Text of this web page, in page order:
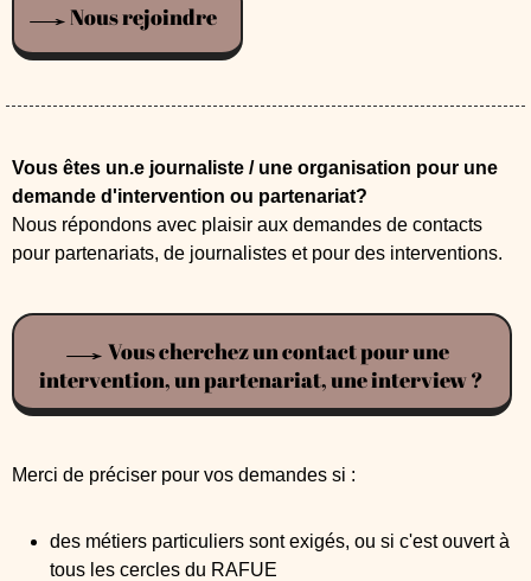
Nous rejoindre
Vous êtes un.e journaliste / une organisation pour une
demande d'intervention ou partenariat?
Nous répondons avec plaisir aux demandes de contacts
pour partenariats, de journalistes et pour des interventions.
Vous cherchez un contact pour une
intervention, un partenariat, une interview ?
Merci de préciser pour vos demandes si :
des métiers particuliers sont exigés, ou si c'est ouvert à
tous les cercles du RAFUE